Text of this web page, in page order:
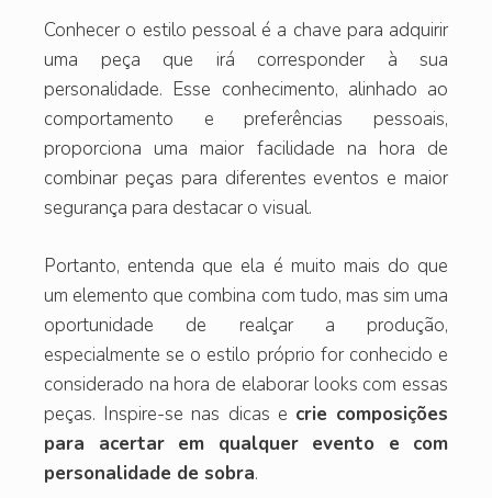
Conhecer o estilo pessoal é a chave para adquirir
uma peça que irá corresponder à sua
personalidade. Esse conhecimento, alinhado ao
comportamento e preferências pessoais,
proporciona uma maior facilidade na hora de
combinar peças para diferentes eventos e maior
segurança para destacar o visual.
Portanto, entenda que ela é muito mais do que
um elemento que combina com tudo, mas sim uma
oportunidade de realçar a produção,
especialmente se o estilo próprio for conhecido e
considerado na hora de elaborar looks com essas
peças. Inspire-se nas dicas e crie composições
para acertar em qualquer evento e com
personalidade de sobra.